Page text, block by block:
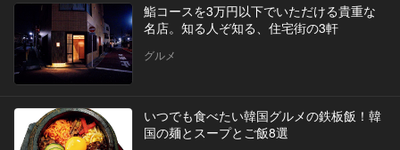
鮨コースを3万円以下でいただける貴重な
名店。知る人ぞ知る、住宅街の3軒
グルメ
いつでも食べたい韓国グルメの鉄板飯！韓
国の麺とスープとご飯8選